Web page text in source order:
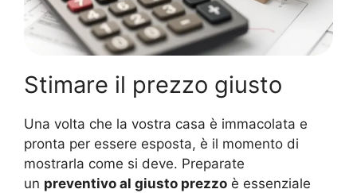
Stimare il prezzo giusto
Una volta che la vostra casa è immacolata e
pronta per essere esposta, è il momento di
mostrarla come si deve. Preparate
un preventivo al giusto prezzo è essenziale